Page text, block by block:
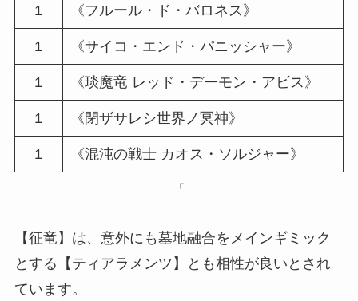
1 《フルール・ド・バロネス》
1 《サイコ・エンド・パニッシャー》
1 《琰魔竜 レッド・デーモン・アビス》
1 《閉ザサレシ世界ノ冥神》
1 《混沌の戦士 カオス・ソルジャー》
「
【征竜】は、意外にも墓地融合をメインギミック
とする【ティアラメンツ】とも相性が良いとされ
ています。